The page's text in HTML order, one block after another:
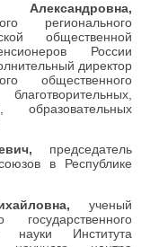
регионального
общественной
России
директор
общественного
образовательных
председатель
в Республике
ученый
государственного
науки Института